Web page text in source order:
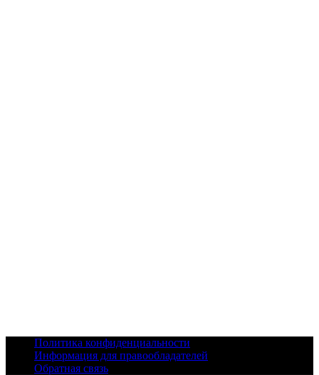
content
Политика конфиденциальности
Информация для правообладателей
Обратная связь